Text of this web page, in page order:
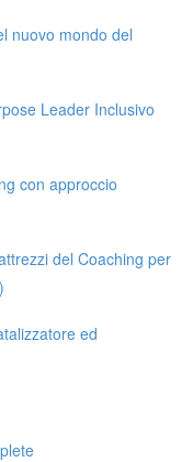
nuovo mondo del
Leader Inclusivo
con approccio
del Coaching per
ed